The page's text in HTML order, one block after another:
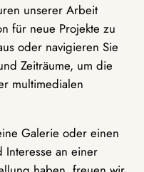
unserer Arbeit
für neue Projekte zu
oder navigieren Sie
Zeiträume, um die
multimedialen
Galerie oder einen
Interesse an einer